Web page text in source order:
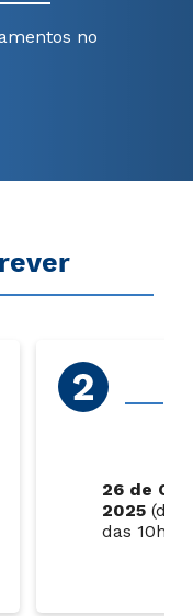
no
26 de
2025
das 10h